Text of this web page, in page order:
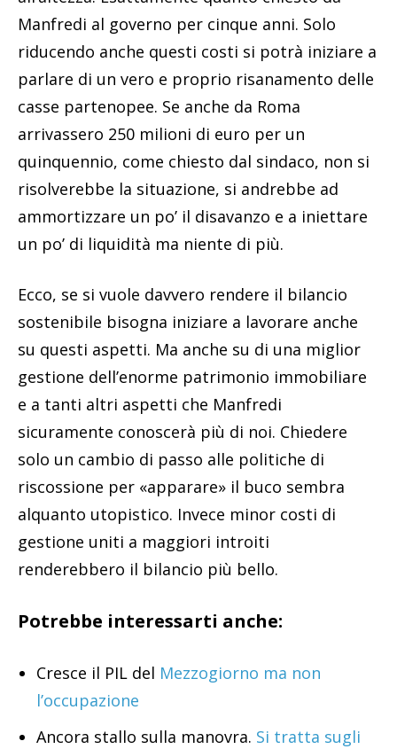
Manfredi al governo per cinque anni. Solo
riducendo anche questi costi si potrà iniziare a
parlare di un vero e proprio risanamento delle
casse partenopee. Se anche da Roma
arrivassero 250 milioni di euro per un
quinquennio, come chiesto dal sindaco, non si
risolverebbe la situazione, si andrebbe ad
ammortizzare un po’ il disavanzo e a iniettare
un po’ di liquidità ma niente di più.
Ecco, se si vuole davvero rendere il bilancio
sostenibile bisogna iniziare a lavorare anche
su questi aspetti. Ma anche su di una miglior
gestione dell’enorme patrimonio immobiliare
e a tanti altri aspetti che Manfredi
sicuramente conoscerà più di noi. Chiedere
solo un cambio di passo alle politiche di
riscossione per «apparare» il buco sembra
alquanto utopistico. Invece minor costi di
gestione uniti a maggiori introiti
renderebbero il bilancio più bello.
Potrebbe interessarti anche:
Cresce il PIL del Mezzogiorno ma non
l’occupazione
Ancora stallo sulla manovra. Si tratta sugli